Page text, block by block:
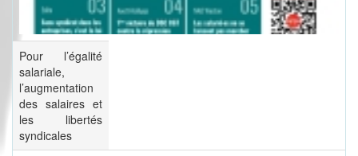
Pour l’égalité
salariale,
l’augmentation
des salaires et
les libertés
syndicales